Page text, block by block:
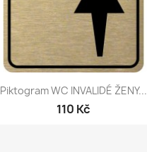
Rychlý náhled
Piktogram WC INVALIDÉ ŽENY...
110 Kč